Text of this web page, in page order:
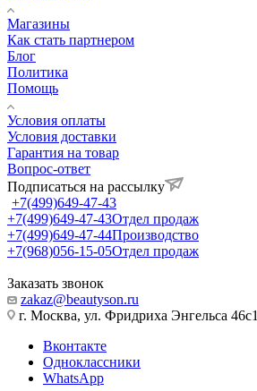
Магазины
Как стать партнером
Блог
Политика
Помощь
Условия оплаты
Условия доставки
Гарантия на товар
Вопрос-ответ
Подписаться на рассылку
+7(499)649-47-43
+7(499)649-47-43Отдел продаж
+7(499)649-47-44Производство
+7(968)056-15-05Отдел продаж
Заказать звонок
zakaz@beautyson.ru
г. Москва, ул. Фридриха Энгельса 46с1
Вконтакте
Одноклассники
WhatsApp